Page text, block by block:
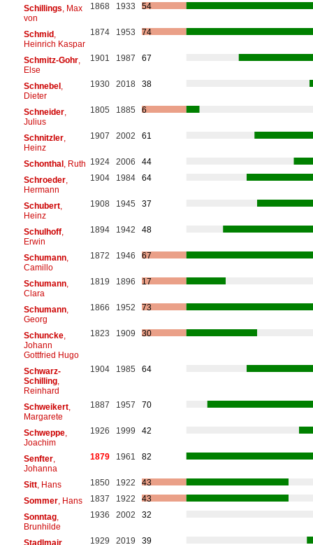
Schillings , Max
von
1868 1933 54
Schmid,
Heinrich Kaspar
1874 1953 74
Schmitz-Gohr,
Else
1901 1987 67
Schnebel,
Dieter
1930 2018 38
Schneider,
Julius
1805 1885 6
Schnitzler,
Heinz
1907 2002 61
Schonthal, Ruth 1924 2006
44
Schroeder,
Hermann
1904 1984 64
Schubert,
Heinz
1908 1945 37
Schulhoff,
Erwin
1894 1942 48
Schumann,
Camillo
1872 1946 67
Schumann,
Clara
1819 1896 17
Schumann,
Georg
1866 1952 73
Schuncke,
Johann
Gottfried Hugo
1823 1909 30
Schwarz-
Schilling,
Reinhard
1904 1985 64
Schweikert,
Margarete
1887 1957 70
Schweppe,
Joachim
1926 1999 42
Senfter,
Johanna
1879 1961 82
Sitt, Hans 1850 1922
43
Sommer, Hans 1837 1922
43
Sonntag,
Brunhilde
1936 2002 32
Stadlmair, 1929 2019 39